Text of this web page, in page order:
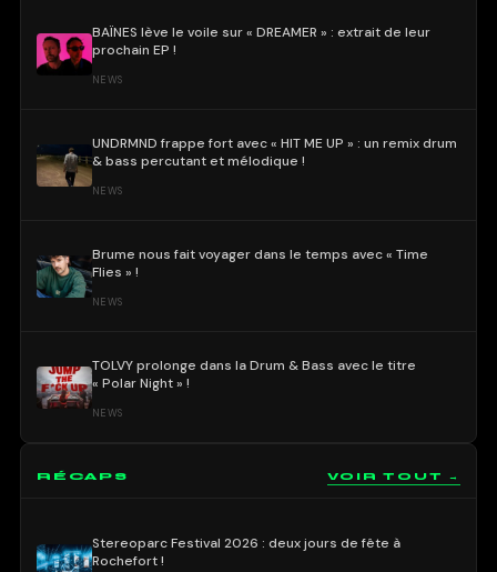
BAÏNES lève le voile sur « DREAMER » : extrait de leur
prochain EP !
NEWS
UNDRMND frappe fort avec « HIT ME UP » : un remix drum
& bass percutant et mélodique !
NEWS
Brume nous fait voyager dans le temps avec « Time
Flies » !
NEWS
TOLVY prolonge dans la Drum & Bass avec le titre
« Polar Night » !
NEWS
RÉCAPS VOIR TOUT →
Stereoparc Festival 2026 : deux jours de fête à
Rochefort !